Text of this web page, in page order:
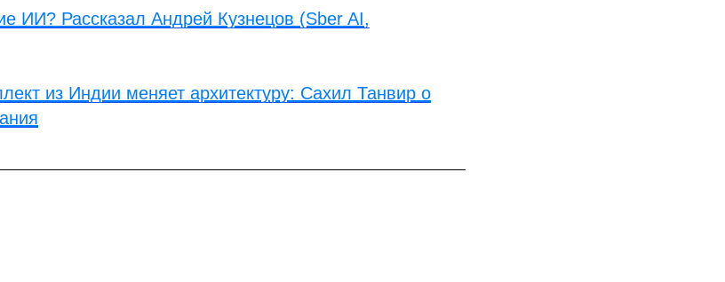
ИИ? Рассказал Андрей Кузнецов (Sber AI,
из Индии меняет архитектуру: Сахил Танвир о